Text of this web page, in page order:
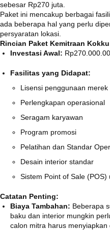
sebesar Rp270 juta.
Paket ini mencakup berbagai
ada beberapa hal yang perlu
persyaratan lokasi.
Rincian Paket Kemitraan
Investasi Awal:
Fasilitas yang Didapat:
Lisensi penggunaan merek
Perlengkapan operasional
Seragam karyawan
Program promosi
Pelatihan dan Standar
Desain interior standar
Sistem Point of Sale (POS)
Catatan Penting:
Biaya Tambahan: Beberapa
baku dan interior mungkin
calon mitra harus